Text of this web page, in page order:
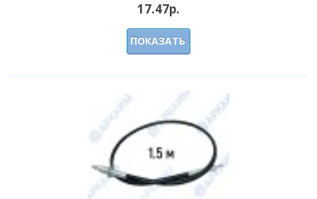
17.47р.
ПОКАЗАТЬ